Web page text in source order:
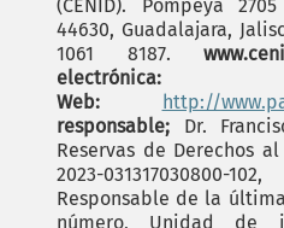
(CENID). Pompeya
44630, Guadalajara,
1061 8187.
Web:
http://
responsable; Dr.
Reservas de Derechos
2023-031317030800-
Responsable de la
número, Unidad de